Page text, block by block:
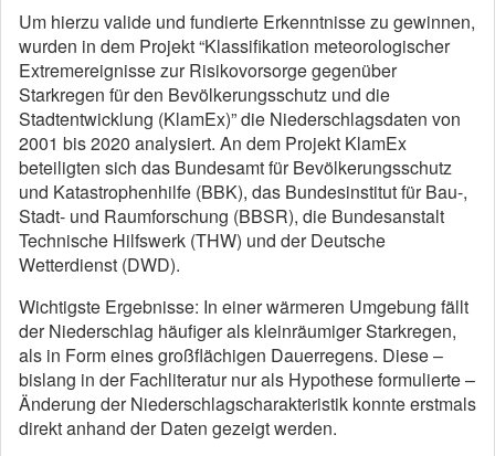
Um hierzu valide und fundierte Erkenntnisse zu gewinnen,
wurden in dem Projekt “Klassifikation meteorologischer
Extremereignisse zur Risikovorsorge gegenüber
Starkregen für den Bevölkerungsschutz und die
Stadtentwicklung (KlamEx)” die Niederschlagsdaten von
2001 bis 2020 analysiert. An dem Projekt KlamEx
beteiligten sich das Bundesamt für Bevölkerungsschutz
und Katastrophenhilfe (BBK), das Bundesinstitut für Bau-,
Stadt- und Raumforschung (BBSR), die Bundesanstalt
Technische Hilfswerk (THW) und der Deutsche
Wetterdienst (DWD).
Wichtigste Ergebnisse: In einer wärmeren Umgebung fällt
der Niederschlag häufiger als kleinräumiger Starkregen,
als in Form eines großflächigen Dauerregens. Diese –
bislang in der Fachliteratur nur als Hypothese formulierte –
Änderung der Niederschlagscharakteristik konnte erstmals
direkt anhand der Daten gezeigt werden.